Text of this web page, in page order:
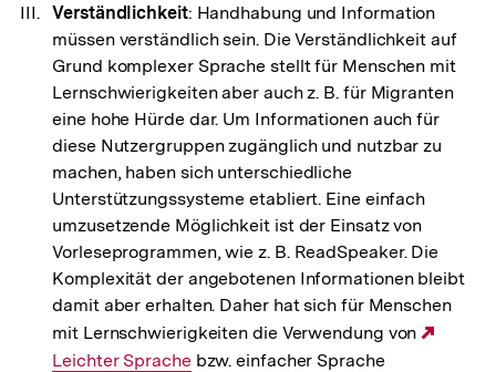
Verständlichkeit: Handhabung und Information
müssen verständlich sein. Die Verständlichkeit auf
Grund komplexer Sprache stellt für Menschen mit
Lernschwierigkeiten aber auch z. B. für Migranten
eine hohe Hürde dar. Um Informationen auch für
diese Nutzergruppen zugänglich und nutzbar zu
machen, haben sich unterschiedliche
Unterstützungssysteme etabliert. Eine einfach
umzusetzende Möglichkeit ist der Einsatz von
Vorleseprogrammen, wie z. B. ReadSpeaker. Die
Komplexität der angebotenen Informationen bleibt
damit aber erhalten. Daher hat sich für Menschen
mit Lernschwierigkeiten die Verwendung von
Leichter Sprache bzw. einfacher Sprache